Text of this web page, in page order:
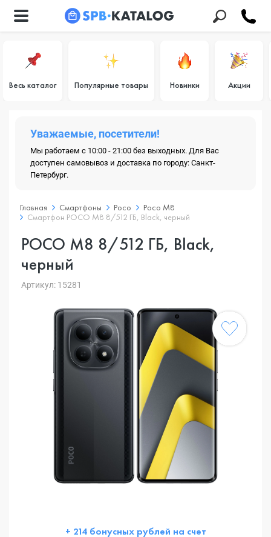
Весь каталог Популярные товары Новинки Акции
Уважаемые, посетители!
Мы работаем с 10:00 - 21:00 без выходных. Для Вас
доступен самовывоз и доставка по городу: Санкт-
Петербург.
Главная Смартфоны Poco
Poco M8
Смартфон POCO M8 8/512 ГБ, Black, черный
POCO M8 8/512 ГБ, Black,
черный
Артикул: 15281
+ 214 бонусных рублей на счет